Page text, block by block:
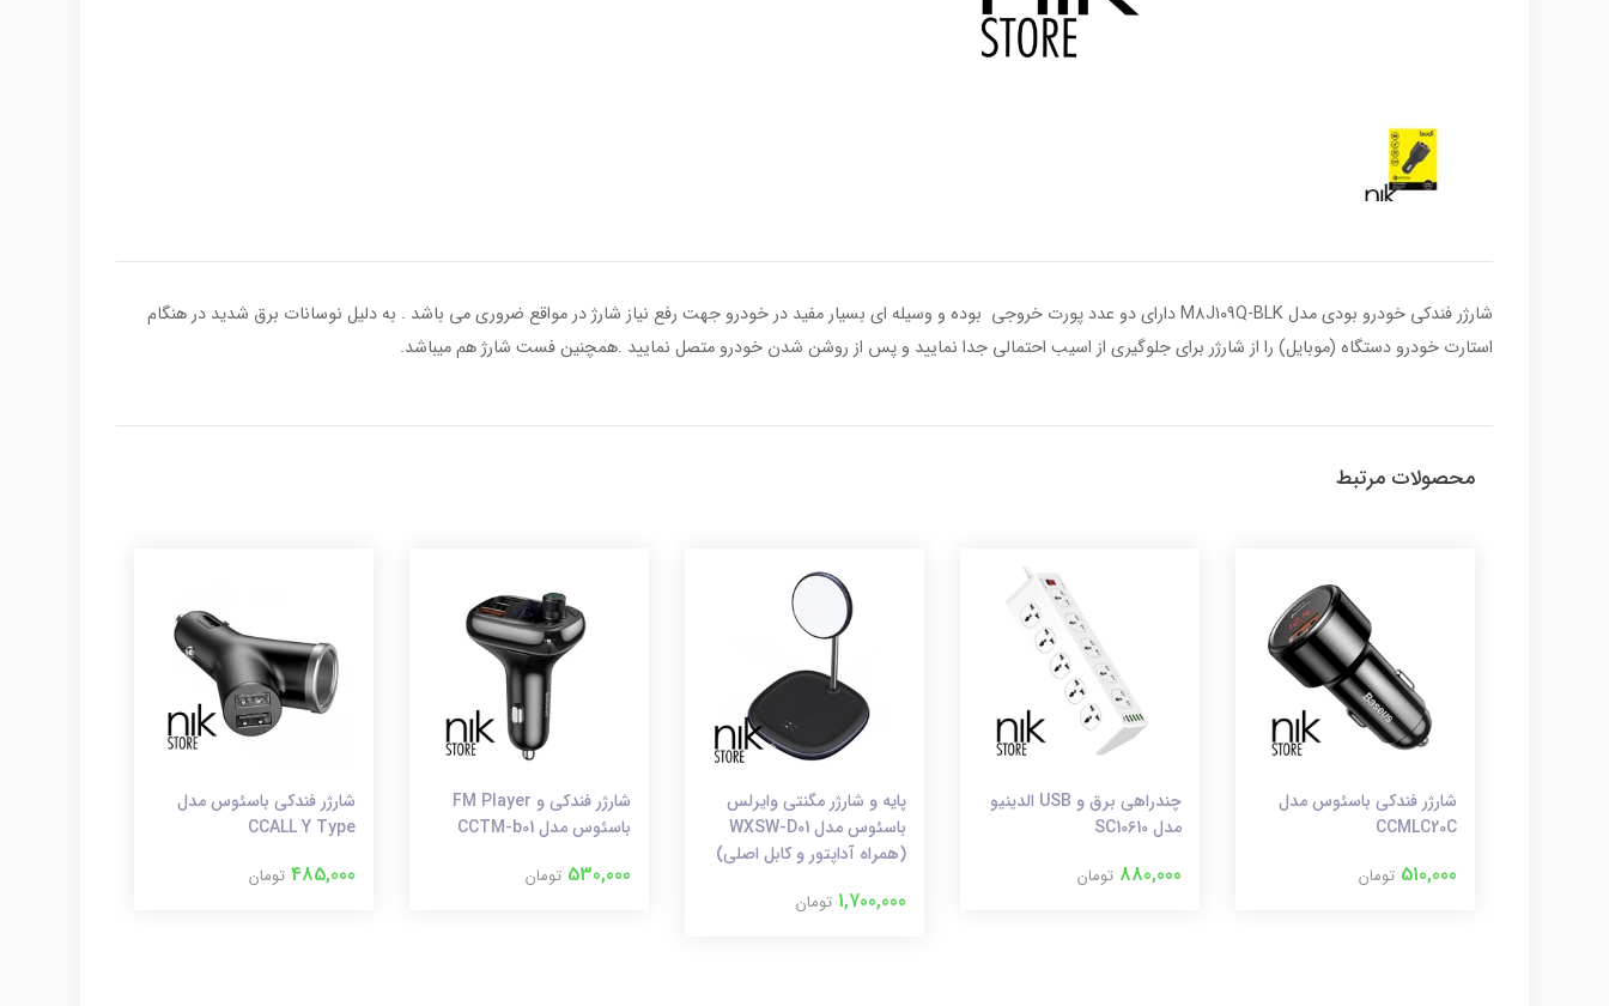
شارژر فندکی خودرو بودی مدل M8J109Q-BLK دارای دو عدد پورت خروجی بوده و وسیله ای بسیار مفید در خودرو جهت رفع نیاز شارژ در مواقع ضروری می باشد . به دلیل نوسانات برق شدید در هنگام
استارت خودرو دستگاه ‏(‏موبایل‏)‏ را از شارژر برای جلوگیری از اسیب احتمالی جدا نمایید و پس از روشن شدن خودرو متصل نمایید .همچنین فست شارژ هم میباشد.
محصولات مرتبط
شارژر فندکی باسئوس مدل
CCMLC20C
510,000 تومان
چندراهی برق و USB الدینیو
مدل SC10610
880,000 تومان
پایه و شارژر مگنتی وایرلس
باسئوس مدل WXSW-D01
(همراه آداپتور و کابل اصلی)
1,700,000 تومان
شارژر فندکی و FM Player
باسئوس مدل CCTM-b01
530,000 تومان
شارژر فندکی باسئوس مدل
CCALL Y Type
485,000 تومان